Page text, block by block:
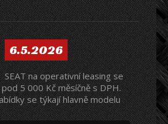
6.5.2026
SEAT na operativní leasing se
5 000 Kč měsíčně s DPH.
se týkají hlavně modelu